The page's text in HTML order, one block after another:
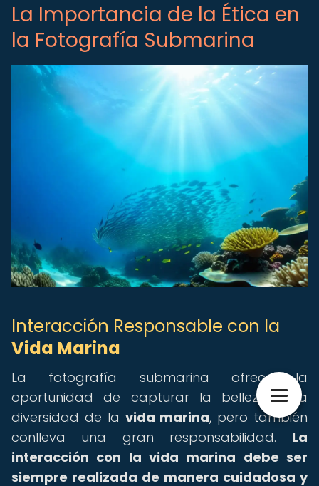
La Importancia de la Ética en
la Fotografía Submarina
Interacción Responsable con la
Vida Marina
La fotografía submarina ofrece la
oportunidad de capturar la belleza y la
diversidad de la vida marina, pero también
conlleva una gran responsabilidad. La
interacción con la vida marina debe ser
siempre realizada de manera cuidadosa y